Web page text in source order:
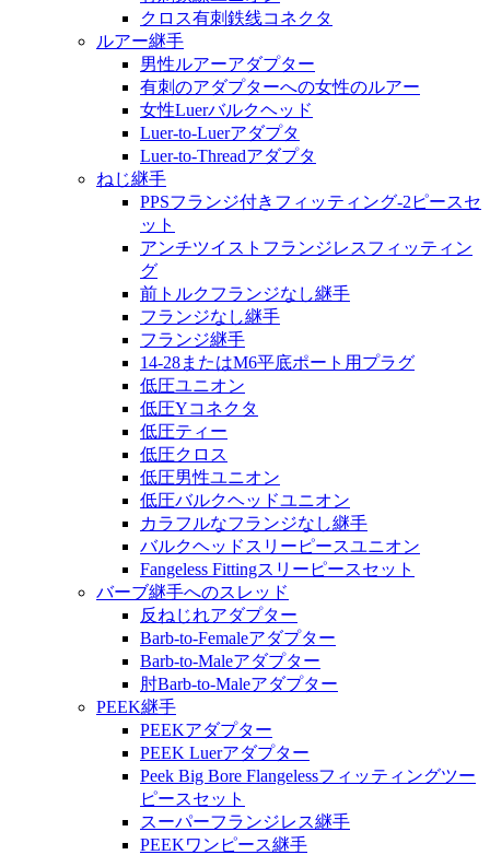
クロス有刺鉄线コネクタ
ルアー継手
男性ルアーアダプター
有刺のアダプターへの女性のルアー
女性Luerバルクヘッド
Luer-to-Luerアダプタ
Luer-to-Threadアダプタ
ねじ継手
PPSフランジ付きフィッティング-2ピースセ
ット
アンチツイストフランジレスフィッティン
グ
前トルクフランジなし継手
フランジなし継手
フランジ継手
14-28またはM6平底ポート用プラグ
低圧ユニオン
低圧Yコネクタ
低圧ティー
低圧クロス
低圧男性ユニオン
低圧バルクヘッドユニオン
カラフルなフランジなし継手
バルクヘッドスリーピースユニオン
Fangeless Fittingスリーピースセット
バーブ継手へのスレッド
反ねじれアダプター
Barb-to-Femaleアダプター
Barb-to-Maleアダプター
肘Barb-to-Maleアダプター
PEEK継手
PEEKアダプター
PEEK Luerアダプター
Peek Big Bore Flangelessフィッティングツー
ピースセット
スーパーフランジレス継手
PEEKワンピース継手